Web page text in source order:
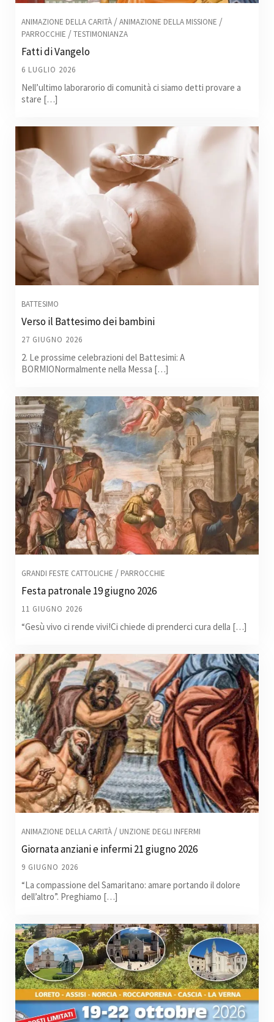
ANIMAZIONE DELLA CARITÀ /ANIMAZIONE DELLA MISSIONE /
PARROCCHIE /TESTIMONIANZA
Fatti di Vangelo
6 LUGLIO 2026
Nell’ultimo laborarorio di comunità ci siamo detti provare a
stare […]
BATTESIMO
Verso il Battesimo dei bambini
27 GIUGNO 2026
2. Le prossime celebrazioni del Battesimi: A
BORMIONormalmente nella Messa […]
GRANDI FESTE CATTOLICHE / PARROCCHIE
Festa patronale 19 giugno 2026
11 GIUGNO 2026
“Gesù vivo ci rende vivi!Ci chiede di prenderci cura della […]
ANIMAZIONE DELLA CARITÀ / UNZIONE DEGLI INFERMI
Giornata anziani e infermi 21 giugno 2026
9 GIUGNO 2026
“La compassione del Samaritano: amare portando il dolore
dell’altro”. Preghiamo […]